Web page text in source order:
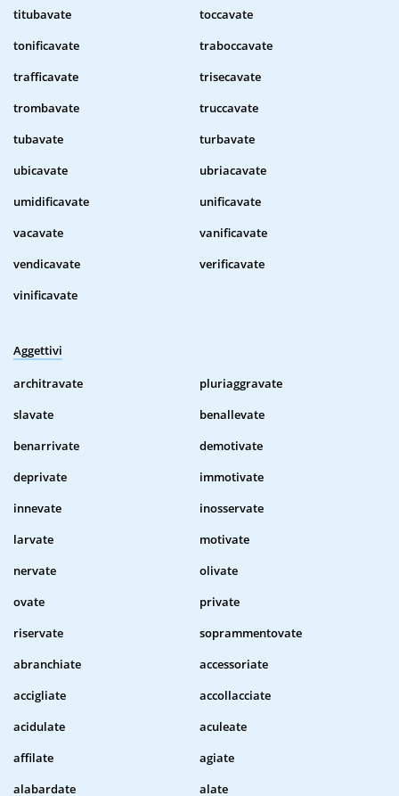
titubavate
toccavate
tonificavate
traboccavate
trafficavate
trisecavate
trombavate
truccavate
tubavate
turbavate
ubicavate
ubriacavate
umidificavate
unificavate
vacavate
vanificavate
vendicavate
verificavate
vinificavate
Aggettivi
architravate
pluriaggravate
slavate
benallevate
benarrivate
demotivate
deprivate
immotivate
innevate
inosservate
larvate
motivate
nervate
olivate
ovate
private
riservate
soprammentovate
abranchiate
accessoriate
accigliate
accollacciate
acidulate
aculeate
affilate
agiate
alabardate
alate